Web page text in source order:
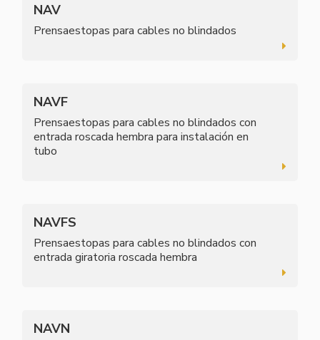
NAV
Prensaestopas para cables no blindados
NAVF
Prensaestopas para cables no blindados con
entrada roscada hembra para instalación en
tubo
NAVFS
Prensaestopas para cables no blindados con
entrada giratoria roscada hembra
NAVN